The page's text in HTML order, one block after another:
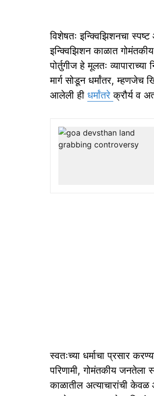
विशेषतः इन्क्विझिशनचा
इन्क्विझिशन काळात
पोर्तुगीज हे मूलतः
मार्ग सोडून धर्मांतर, म्हणजेच
आलेली ही धर्मांतरेक्रौर्य व
स्वतःच्या धर्माचा प्रसार
परिणामी, गोमंतकीय जनतेला
काळातील अत्याचारांची